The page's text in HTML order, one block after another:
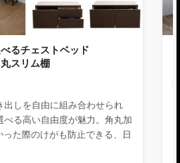
るチェストベッド
スリム棚
出しを自由に組み合わせられ
べる高い自由度が魅力。角丸加
た際のけがも防止できる、日